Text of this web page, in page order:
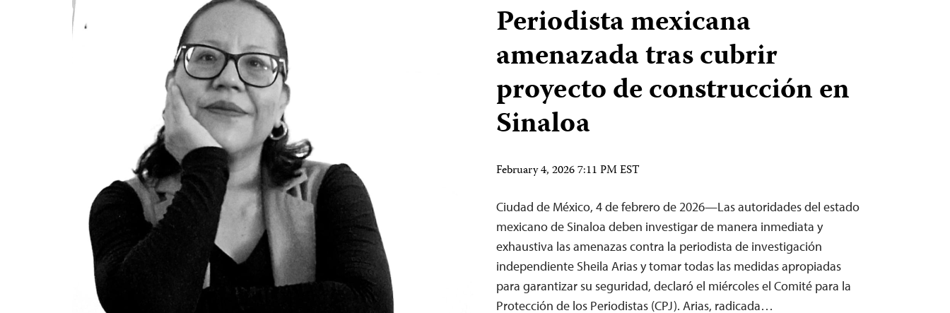
Periodista mexicana
amenazada tras cubrir
proyecto de construcción en
Sinaloa
February 4, 2026 7:11 PM EST
Ciudad de México, 4 de febrero de 2026—Las autoridades del estado
mexicano de Sinaloa deben investigar de manera inmediata y
exhaustiva las amenazas contra la periodista de investigación
independiente Sheila Arias y tomar todas las medidas apropiadas
para garantizar su seguridad, declaró el miércoles el Comité para la
Protección de los Periodistas (CPJ). Arias, radicada…